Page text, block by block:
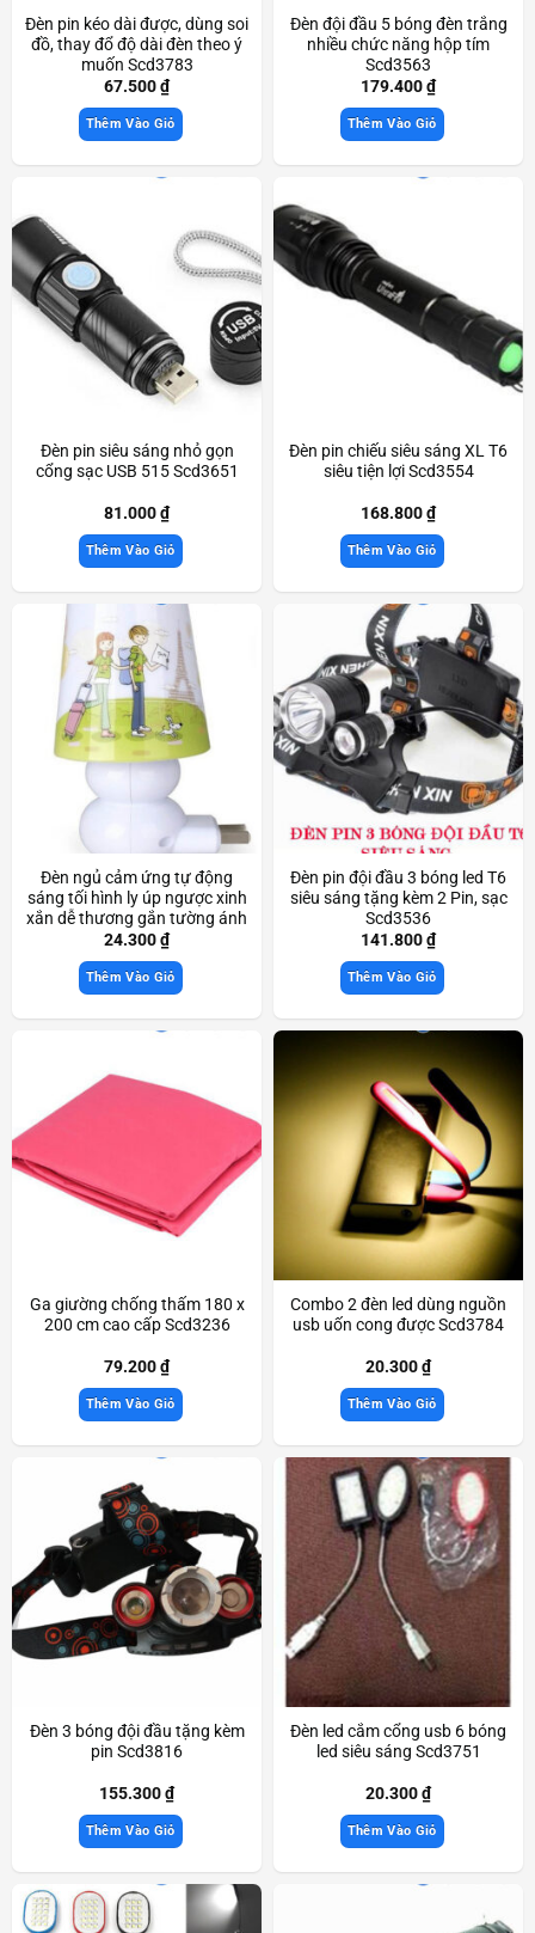
Đèn pin kéo dài được, dùng soi
đồ, thay đổ độ dài đèn theo ý
muốn Scd3783
67.500₫
Thêm Vào Giỏ
Đèn đội đầu 5 bóng đèn trắng
nhiều chức năng hộp tím
Scd3563
179.400₫
Thêm Vào Giỏ
Đèn pin siêu sáng nhỏ gọn
cổng sạc USB 515 Scd3651
81.000₫
Thêm Vào Giỏ
Đèn pin chiếu siêu sáng XL T6
siêu tiện lợi Scd3554
168.800₫
Thêm Vào Giỏ
Đèn ngủ cảm ứng tự động
sáng tối hình ly úp ngược xinh
xắn dễ thương gắn tường ánh
sáng dịu nhẹ Scd3336
24.300₫
Thêm Vào Giỏ
Đèn pin đội đầu 3 bóng led T6
siêu sáng tặng kèm 2 Pin, sạc
Scd3536
141.800₫
Thêm Vào Giỏ
Ga giường chống thấm 180 x
200 cm cao cấp Scd3236
79.200₫
Thêm Vào Giỏ
Combo 2 đèn led dùng nguồn
usb uốn cong được Scd3784
20.300₫
Thêm Vào Giỏ
Đèn 3 bóng đội đầu tặng kèm
pin Scd3816
155.300₫
Thêm Vào Giỏ
Đèn led cắm cổng usb 6 bóng
led siêu sáng Scd3751
20.300₫
Thêm Vào Giỏ